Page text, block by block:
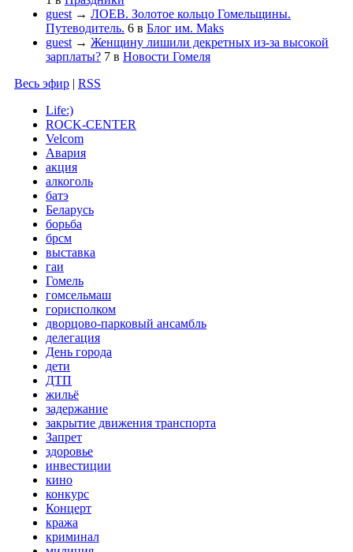
guest → ЛОЕВ. Золотое кольцо Гомельщины.
Путеводитель. 6 в Блог им. Maks
guest → Женщину лишили декретных из-за высокой
зарплаты? 7 в Новости Гомеля
Весь эфир | RSS
Life:)
ROCK-CENTER
Velcom
Авария
акция
алкоголь
батэ
Беларусь
борьба
брсм
выставка
гаи
Гомель
гомсельмаш
горисполком
дворцово-парковый ансамбль
делегация
День города
дети
ДТП
жильё
задержание
закрытие движения транспорта
Запрет
здоровье
инвестиции
кино
конкурс
Концерт
кража
криминал